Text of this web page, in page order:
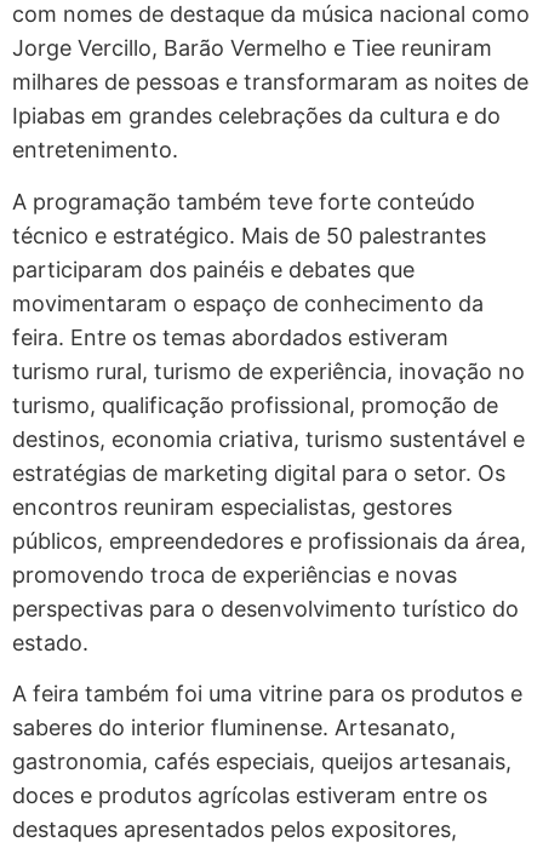
com nomes de destaque da música nacional como
Jorge Vercillo, Barão Vermelho e Tiee reuniram
milhares de pessoas e transformaram as noites de
Ipiabas em grandes celebrações da cultura e do
entretenimento.
A programação também teve forte conteúdo
técnico e estratégico. Mais de 50 palestrantes
participaram dos painéis e debates que
movimentaram o espaço de conhecimento da
feira. Entre os temas abordados estiveram
turismo rural, turismo de experiência, inovação no
turismo, qualificação profissional, promoção de
destinos, economia criativa, turismo sustentável e
estratégias de marketing digital para o setor. Os
encontros reuniram especialistas, gestores
públicos, empreendedores e profissionais da área,
promovendo troca de experiências e novas
perspectivas para o desenvolvimento turístico do
estado.
A feira também foi uma vitrine para os produtos e
saberes do interior fluminense. Artesanato,
gastronomia, cafés especiais, queijos artesanais,
doces e produtos agrícolas estiveram entre os
destaques apresentados pelos expositores,